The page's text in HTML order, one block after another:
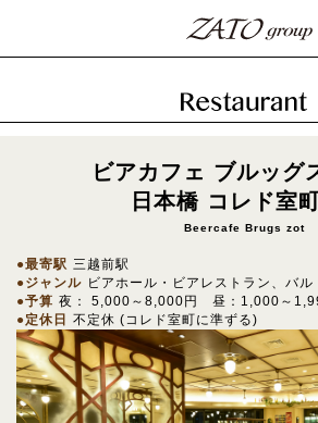
ビアカフェ ブルッグ
日本橋 コレド室
Beercafe Brugs zot
最寄駅 三越前駅
ジャンル ビアホール・ビアレストラン、バ
予算 夜： 5,000～8,000円 昼：1,000～
定休日
不定休 (コレド室町に準ずる)